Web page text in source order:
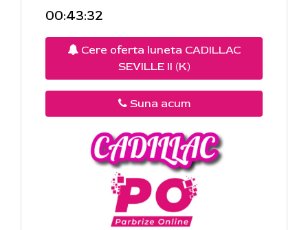
00:43:32
Cere oferta luneta CADILLAC
SEVILLE II (K)
Suna acum